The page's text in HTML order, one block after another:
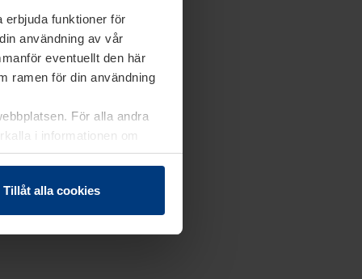
erbjuda funktioner för
användning av vår
eventuellt den här
ramen för din användning
För alla andra
i informationen om
Tillåt alla cookies